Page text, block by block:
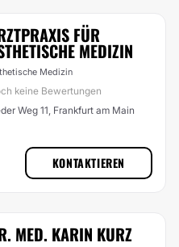
FÜR
MEDIZIN
Medizin
keine Bewertungen
Weg 11, Frankfurt am Main
KONTAKTIEREN
MED. KARIN KURZ